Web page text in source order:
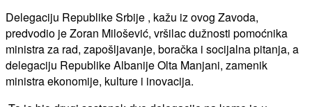
Delegaciju Republike Srbije , kažu iz ovog Zavoda,
predvodio je Zoran Milošević, vršilac dužnosti pomoćnika
ministra za rad, zapošljavanje, boračka i socijalna pitanja, a
delegaciju Republike Albanije Olta Manjani, zamenik
ministra ekonomije, kulture i inovacija.